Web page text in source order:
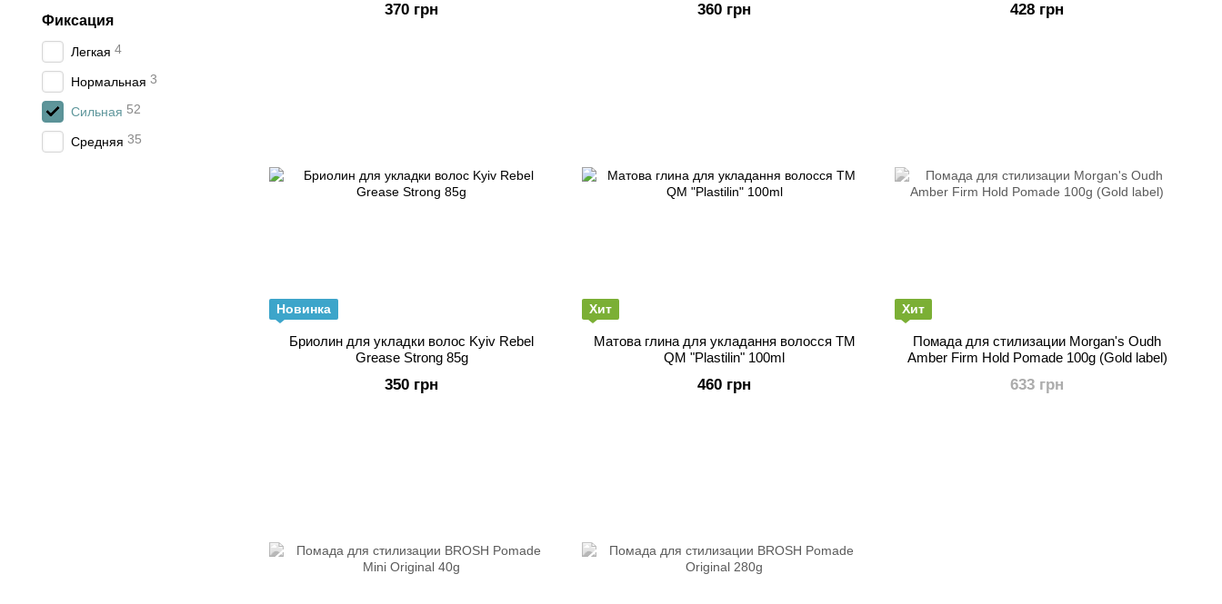
370 грн 360 грн 428 грн
Новинка
Бриолин для укладки волос Kyiv Rebel
Grease Strong 85g
350 грн
Хит
Матова глина для укладання волосся ТМ
QM "Plastilin" 100ml
460 грн
Хит
Помада для стилизации Morgan's Oudh
Amber Firm Hold Pomade 100g (Gold label)
633 грн
Фиксация
Легкая 4
Нормальная 3
Сильная 52
Средняя 35